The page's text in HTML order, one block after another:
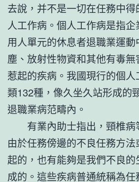
去說，并不是一切在任務中
人工作病。個人工作病是指
用人單元的休息者退職業運
塵、放射性物資和其他有毒
惹起的疾病。我國現行的個
類132種，像久坐久站形成的
退職業病范疇內。
有業內助士指出，頸椎
由於任務傍邊的不良任務方
起的，也有能夠是我們不良
成的。這些疾病普通統稱為